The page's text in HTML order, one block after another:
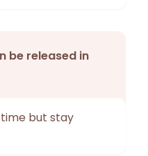
be released in
but stay